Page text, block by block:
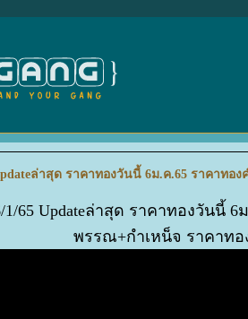
ล่าสุด ราคาทองวันนี้ 6ม.ค.65 ราคาทอ
65 Updateล่าสุด ราคาทองวันนี้
พรรณ+กำเหน็จ ราคาทอ